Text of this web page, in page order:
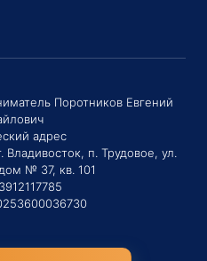
Поротников Евгений
адрес
п. Трудовое, ул.
№ 37, кв. 101